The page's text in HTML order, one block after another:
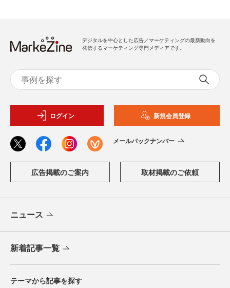
デジタルを中心とした広告／マーケティングの最新動向を
発信するマーケティング専門メディアです。
ログイン 新規会員登録
メールバックナンバー
広告掲載のご案内 取材掲載のご依頼
ニュース
新着記事一覧
テーマから記事を探す